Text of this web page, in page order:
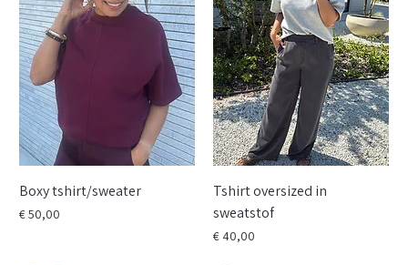
Boxy tshirt/sweater
Prijs
€ 50,00
Tshirt oversized in
sweatstof
Prijs
€ 40,00